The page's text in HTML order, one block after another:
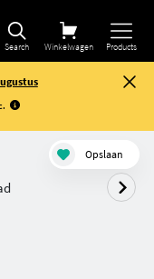
Search Winkelwagen Products
.
Opslaan